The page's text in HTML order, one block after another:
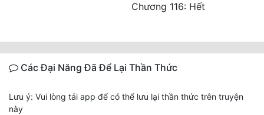
Chương 116: Hết
Các Đại Năng Đã Để Lại Thần Thức
Lưu ý: Vui lòng tải app để có thể lưu lại thần thức trên truyện
này